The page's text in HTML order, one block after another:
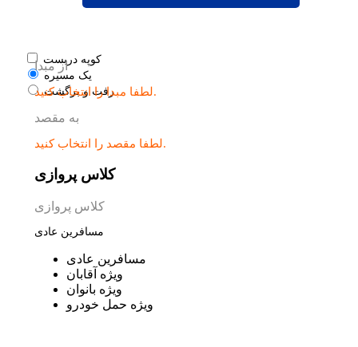
کوپه دربست
یک مسیره
رفت و برگشت
از مبدا
لطفا مبدا را انتخاب کنید.
به مقصد
لطفا مقصد را انتخاب کنید.
کلاس پروازی
کلاس پروازی
مسافرین عادی
مسافرین عادی
ویژه آقابان
ویژه بانوان
ویژه حمل خودرو